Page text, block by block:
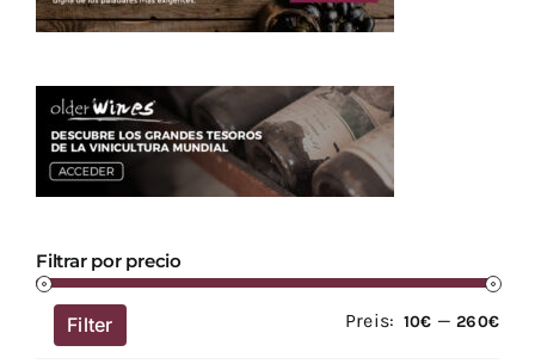
Filtrar por precio
Filter Preis: 10€ —260€